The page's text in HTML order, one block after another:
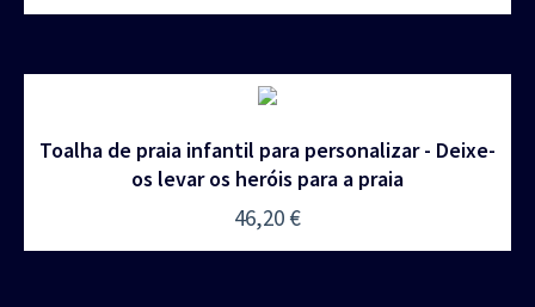
Toalha de praia infantil para personalizar - Deixe-
os levar os heróis para a praia
46,20 €